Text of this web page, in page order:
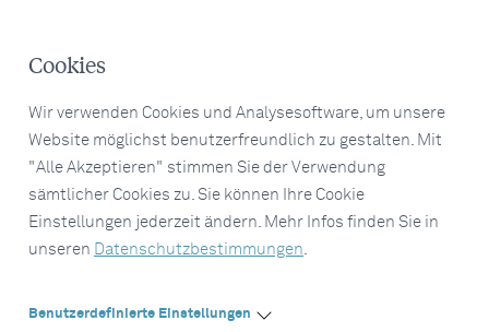
Cookies
Wir verwenden Cookies und Analysesoftware, um unsere
Website möglichst benutzerfreundlich zu gestalten. Mit
"Alle Akzeptieren" stimmen Sie der Verwendung
sämtlicher Cookies zu. Sie können Ihre Cookie
Einstellungen jederzeit ändern. Mehr Infos finden Sie in
unseren Datenschutzbestimmungen.
Benutzerdefinierte Einstellungen